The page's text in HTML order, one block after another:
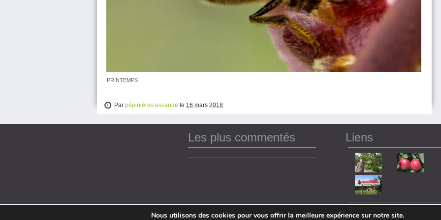
PRINTEMPS
Par pépinières escande le 16 mars 2018
Les plus commentés Liens
Nous utilisons des cookies pour vous offrir la meilleure expérience sur notre site.